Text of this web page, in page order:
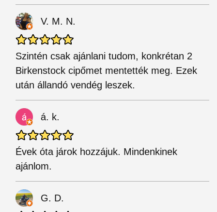
V. M. N.
Szintén csak ajánlani tudom, konkrétan 2
Birkenstock cipőmet mentették meg. Ezek
után állandó vendég leszek.
á. k.
Évek óta járok hozzájuk. Mindenkinek
ajánlom.
G. D.